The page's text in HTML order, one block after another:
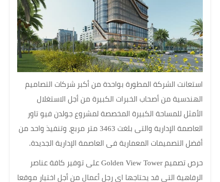
استعانت الشركة المطورة بواحدة من أكبر شركات التصاميم
الهندسية من أصحاب الخبرات الكبيرة من أجل الاستغلال
الأمثل للمساحة الكبيرة المخصصة لمشروع جولدن فيو تاور
العاصمة الإدارية والتى بلغت 3463 متر مربع، وتنفيذ واحد من
أفضل التصميمات المعمارية فى العاصمة الإدارية الجديدة.
حرص تصميم Golden View Tower على توفير كافة عناصر
الرفاهية التي قد يحتاجها اى رجل أعمال من أجل اختيار موقعا